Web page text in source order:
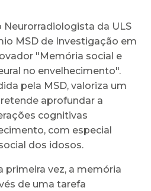
Neurorradiologista da ULS
MSD de Investigação em
"Memória social e
no envelhecimento".
pela MSD, valoriza um
aprofundar a
cognitivas
com especial
dos idosos.
primeira vez, a memória
de uma tarefa